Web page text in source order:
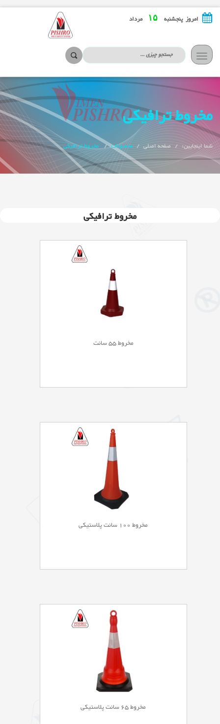
امروز پنجشنبه۱۵ مرداد
تعویض
ناوبری
مخروط ترافیکی
شما اینجایین: صفحه اصلی محصولات مخروط ترافیکی
مخروط ترافیکی
مخروط 55 سانت
مخروط 100 سانت پلاستیکی
مخروط 65 سانت پلاستیکی